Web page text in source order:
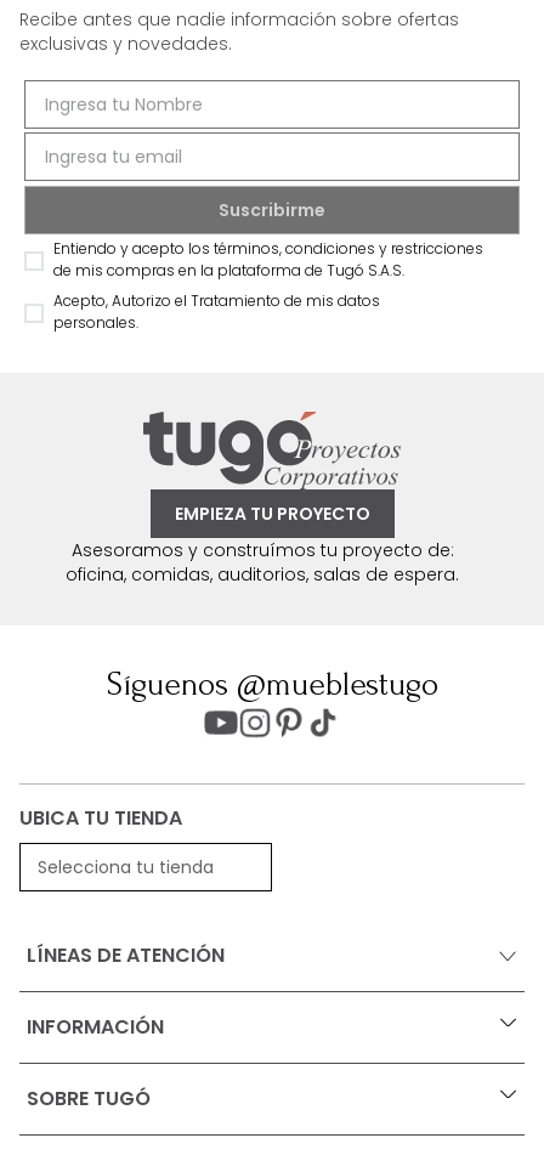
Recibe antes que nadie información sobre ofertas
exclusivas y novedades.
Entiendo y acepto los términos, condiciones y restricciones
de mis compras en la plataforma de Tugó S.A.S.
Acepto, Autorizo el Tratamiento de mis datos
personales.
EMPIEZA TU PROYECTO
Asesoramos y construímos tu proyecto de:
oficina, comidas, auditorios, salas de espera.
Síguenos @mueblestugo
UBICA TU TIENDA
Selecciona tu tienda
LÍNEAS DE ATENCIÓN
INFORMACIÓN +
Ofertas vigentes
Términos, condiciones y restricciones para productos
SOBRE TUGÓ +